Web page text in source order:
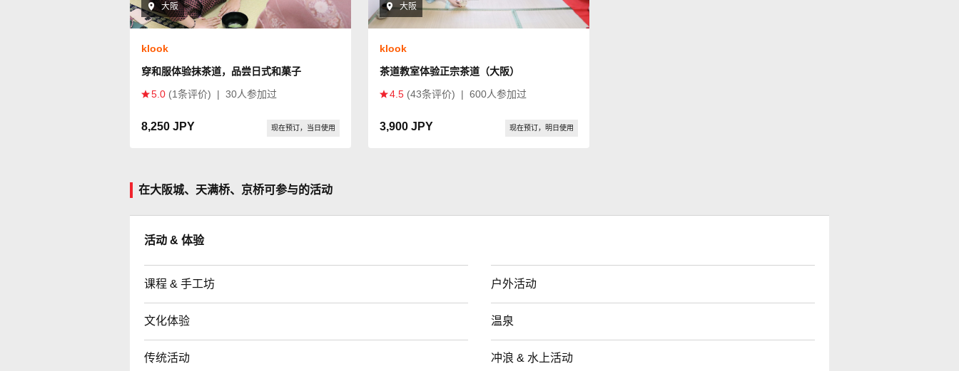
大阪
klook
穿和服体验抹茶道，品尝日式和菓子
5.0 (1条评价) | 30人参加过
8,250 JPY 现在预订，当日使用
大阪
klook
茶道教室体验正宗茶道（大阪）
4.5 (43条评价) | 600人参加过
3,900 JPY 现在预订，明日使用
在大阪城、天满桥、京桥可参与的活动
活动 & 体验
课程 & 手工坊 户外活动
文化体验 温泉
传统活动 冲浪 & 水上活动